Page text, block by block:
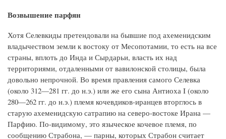
Возвышение парфян
Хотя Селевкиды претендовали на бывшие под ахеменидским
владычеством земли к востоку от Месопотамии, то есть на все
страны, вплоть до Инда и Сырдарьи, власть их над
территориями, отдаленными от вавилонской столицы, была
довольно непрочной. Во время правления самого Селевка
(около 312—281 гг. до н.э.) или же его сына Антиоха I (около
280—262 гг. до н.э.) племя кочевдиков-иранцев вторглось в
старую ахеменидскую сатрапию на северо-востоке Ирана —
Парфию. По-видимому, это языческое кочевое племя, по
сообщению Страбона, — парны, которых Страбон считает